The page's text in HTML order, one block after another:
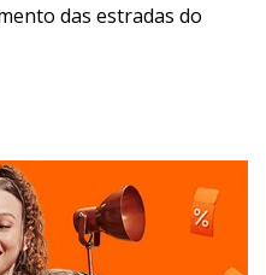
das estradas do